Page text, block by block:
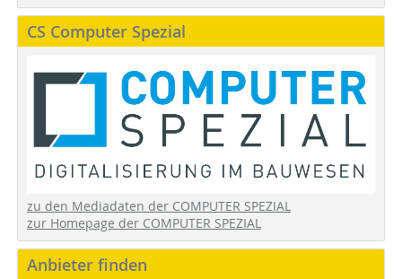
CS Computer Spezial
zu den Mediadaten der COMPUTER SPEZIAL
zur Homepage der COMPUTER SPEZIAL
Anbieter finden